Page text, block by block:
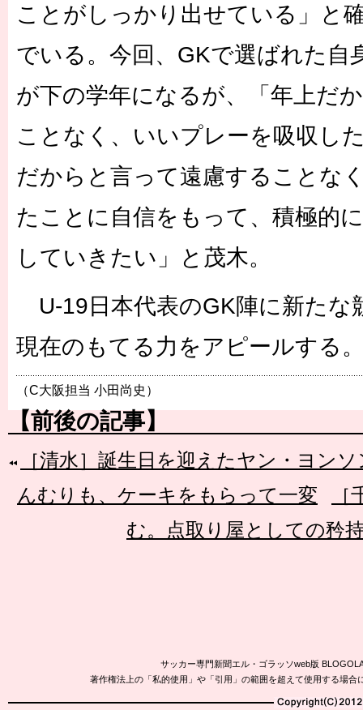
ことがしっかり出せている」と
でいる。今回、GKで選ばれた自
が下の学年になるが、「年上だ
ことなく、いいプレーを吸収し
だからと言って遠慮することな
たことに自信をもって、積極的
していきたい」と茂木。
U-19日本代表のGK陣に新たな
現在のもてる力をアピールする
（C大阪担当 小田尚史）
【前後の記事】
［清水］誕生日を迎えたヤン・ヨン
んむりも、ケーキをもらって一変
む。点取り屋としての矜
サッカー専門新聞エル・ゴラッソweb版
著作権法上の「私的使用」や「引用」の範囲を超えて使用する場